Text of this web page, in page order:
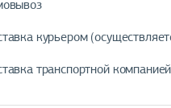
курьером
транспортной компанией